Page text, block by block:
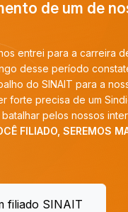
nossos
de Auditoria-Fiscal
constatei que é
a nossa categoria.
Sindicato forte,
interesses. E tenho
MAIS!”